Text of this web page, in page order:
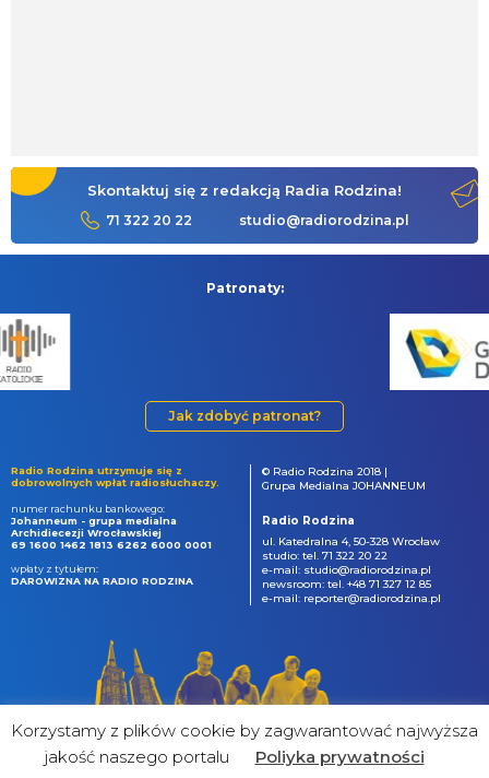
Skontaktuj się z redakcją Radia Rodzina!
71 322 20 22 studio@radiorodzina.pl
Patronaty:
Jak zdobyć patronat?
Radio Rodzina utrzymuje się z
dobrowolnych wpłat radiosłuchaczy.
numer rachunku bankowego:
Johanneum - grupa medialna
Archidiecezji Wrocławskiej
69 1600 1462 1813 6262 6000 0001
wpłaty z tytułem:
DAROWIZNA NA RADIO RODZINA
© Radio Rodzina 2018 |
Grupa Medialna JOHANNEUM
Radio Rodzina
ul. Katedralna 4, 50-328 Wrocław
studio: tel. 71 322 20 22
e-mail: studio@radiorodzina.pl
newsroom: tel. +48 71 327 12 85
e-mail: reporter@radiorodzina.pl
Korzystamy z plików cookie by zagwarantować najwyższa
jakość naszego portalu
Poliyka prywatności